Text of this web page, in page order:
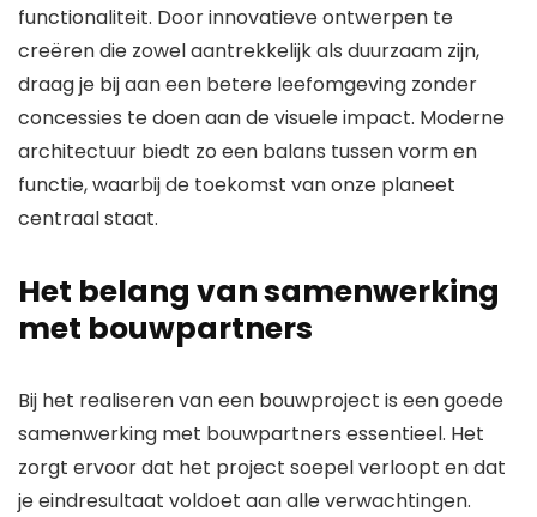
functionaliteit. Door innovatieve ontwerpen te
creëren die zowel aantrekkelijk als duurzaam zijn,
draag je bij aan een betere leefomgeving zonder
concessies te doen aan de visuele impact. Moderne
architectuur biedt zo een balans tussen vorm en
functie, waarbij de toekomst van onze planeet
centraal staat.
Het belang van samenwerking
met bouwpartners
Bij het realiseren van een bouwproject is een goede
samenwerking met bouwpartners essentieel. Het
zorgt ervoor dat het project soepel verloopt en dat
je eindresultaat voldoet aan alle verwachtingen.